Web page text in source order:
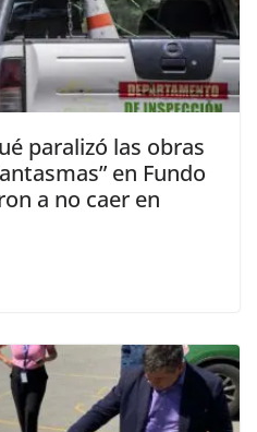
paralizó las obras
en Fundo
a no caer en